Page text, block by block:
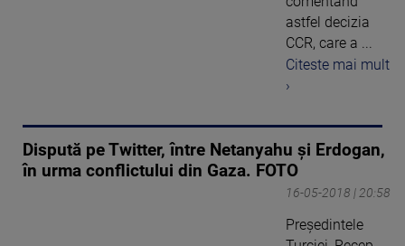
astfel decizia
CCR, care a ...
Citeste mai mult
›
Dispută pe Twitter, între Netanyahu și Erdogan,
în urma conflictului din Gaza. FOTO
16-05-2018 | 20:58
Președintele